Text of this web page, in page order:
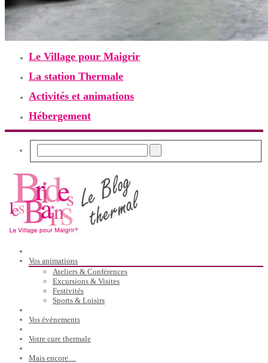
Le Village pour Maigrir
La station Thermale
Activités et animations
Hébergement
Vos animations
Ateliers & Conférences
Excursions & Visites
Festivités
Sports & Loisirs
Vos évènements
Votre cure thermale
Mais encore…